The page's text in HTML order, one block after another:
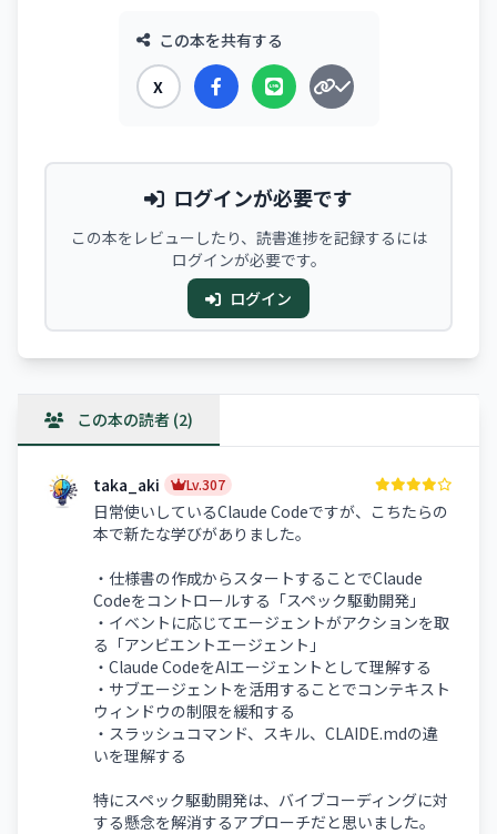
この本を共有する
X
ログインが必要です
この本をレビューしたり、読書進捗を記録するには
ログインが必要です。
ログイン
この本の読者 (2)
taka_aki Lv.307
日常使いしているClaude Codeですが、こちたらの
本で新たな学びがありました。
・仕様書の作成からスタートすることでClaude
Codeをコントロールする「スペック駆動開発」
・イベントに応じてエージェントがアクションを取
る「アンビエントエージェント」
・Claude CodeをAIエージェントとして理解する
・サブエージェントを活用することでコンテキスト
ウィンドウの制限を緩和する
・スラッシュコマンド、スキル、CLAIDE.mdの違
いを理解する
特にスペック駆動開発は、バイブコーディングに対
する懸念を解消するアプローチだと思いました。